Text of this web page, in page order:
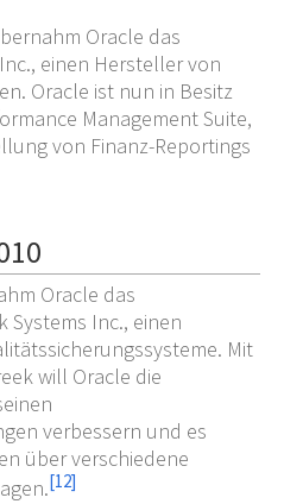
Oracle das
einen Hersteller von
Oracle ist nun in Besitz
Management Suite,
von Finanz-Reportings
Oracle das
Systems Inc., einen
Mit
will Oracle die
verbessern und es
über verschiedene
[12]